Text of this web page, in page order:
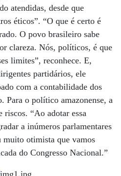
atendidas, desde que
éticos”. “O que é certo é
O povo brasileiro sabe
clareza. Nós, políticos, é que
limites”, reconhece. E,
partidários, ele
com a contabilidade dos
Para o político amazonense, a
riscos. “Ao adotar essa
a inúmeros parlamentares
muito otimista que vamos
do Congresso Nacional.”